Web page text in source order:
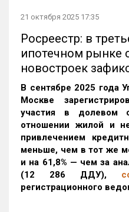
21 октября 2025 17:35
Росреестр: в
ипотечном рынке
новостроек
В сентябре 2025 года
Москве
участия в долевом
отношении жилой и
привлечением
меньше, чем в тот же
и на 61,8% — чем за
(12 286 ДДУ),
регистрационного